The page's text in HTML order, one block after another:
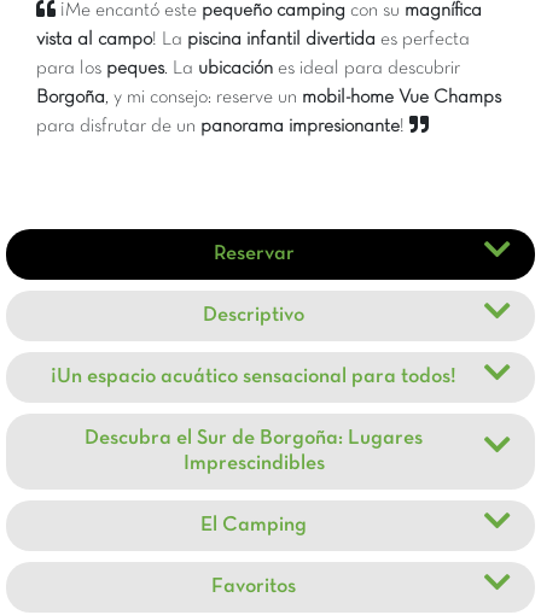
¡Me encantó este pequeño camping con su magnífica
vista al campo! La piscina infantil divertida es perfecta
para los peques. La ubicación es ideal para descubrir
Borgoña , y mi consejo: reserve un mobil-home Vue Champs
para disfrutar de un panorama impresionante!
Reservar
Descriptivo
¡Un espacio acuático sensacional para todos!
Descubra el Sur de Borgoña: Lugares
Imprescindibles
El Camping
Favoritos